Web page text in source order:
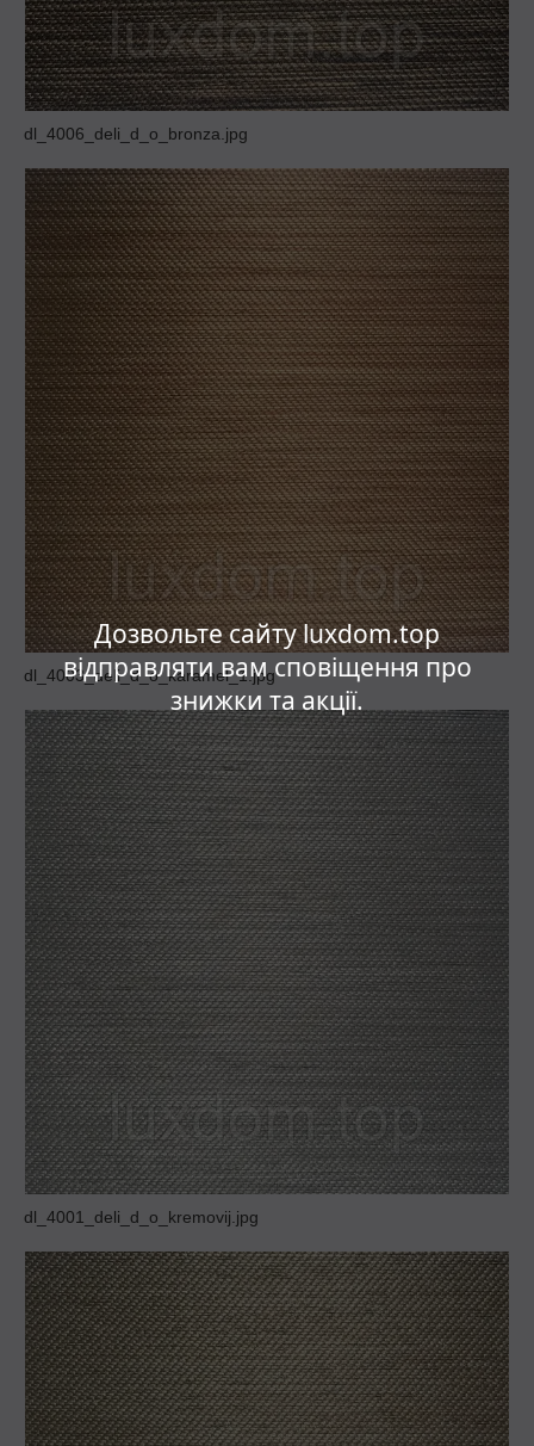
Дозвольте сайту luxdom.top
відправляти вам сповіщення про
знижки та акції.
dl_4006_deli_d_o_bronza.jpg
dl_4003_deli_d_o_karamel_1.jpg
dl_4001_deli_d_o_kremovij.jpg